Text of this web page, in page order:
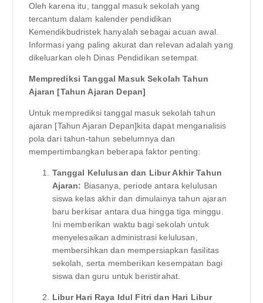
Oleh karena itu, tanggal masuk sekolah yang
tercantum dalam kalender pendidikan
Kemendikbudristek hanyalah sebagai acuan awal.
Informasi yang paling akurat dan relevan adalah yang
dikeluarkan oleh Dinas Pendidikan setempat.
Memprediksi Tanggal Masuk Sekolah Tahun
Ajaran [Tahun Ajaran Depan]
Untuk memprediksi tanggal masuk sekolah tahun
ajaran [Tahun Ajaran Depan]kita dapat menganalisis
pola dari tahun-tahun sebelumnya dan
mempertimbangkan beberapa faktor penting:
Tanggal Kelulusan dan Libur Akhir Tahun
Ajaran: Biasanya, periode antara kelulusan
siswa kelas akhir dan dimulainya tahun ajaran
baru berkisar antara dua hingga tiga minggu.
Ini memberikan waktu bagi sekolah untuk
menyelesaikan administrasi kelulusan,
membersihkan dan mempersiapkan fasilitas
sekolah, serta memberikan kesempatan bagi
siswa dan guru untuk beristirahat.
Libur Hari Raya Idul Fitri dan Hari Libur